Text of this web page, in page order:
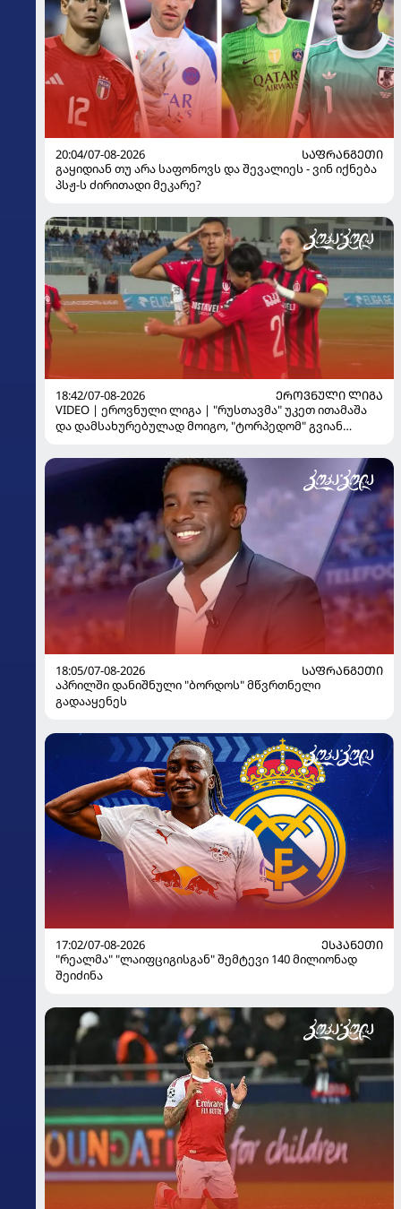
20:04/07-08-2026
ᲡᲐᲤᲠᲐᲜᲒᲔᲗᲘ
გაყიდიან თუ არა საფონოვს და შევალიეს - ვინ იქნება
პსჟ-ს ძირითადი მეკარე?
18:42/07-08-2026
ᲔᲠᲝᲕᲜᲣᲚᲘ ᲚᲘᲒᲐ
VIDEO | ეროვნული ლიგა | "რუსთავმა" უკეთ ითამაშა
და დამსახურებულად მოიგო, "ტორპედომ" გვიან
18:05/07-08-2026
ᲡᲐᲤᲠᲐᲜᲒᲔᲗᲘ
აპრილში დანიშნული "ბორდოს" მწვრთნელი
გადააყენეს
17:02/07-08-2026
ᲔᲡᲞᲐᲜᲔᲗᲘ
"რეალმა" "ლაიფციგისგან" შემტევი 140 მილიონად
შეიძინა